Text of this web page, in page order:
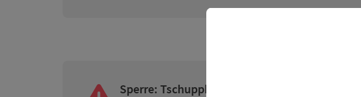
Sperre: Tschuppbachweg gesperrt